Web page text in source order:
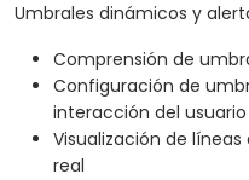
Umbrales dinámicos y
Comprensión de
Configuración de
interacción del usuario
Visualización de
real